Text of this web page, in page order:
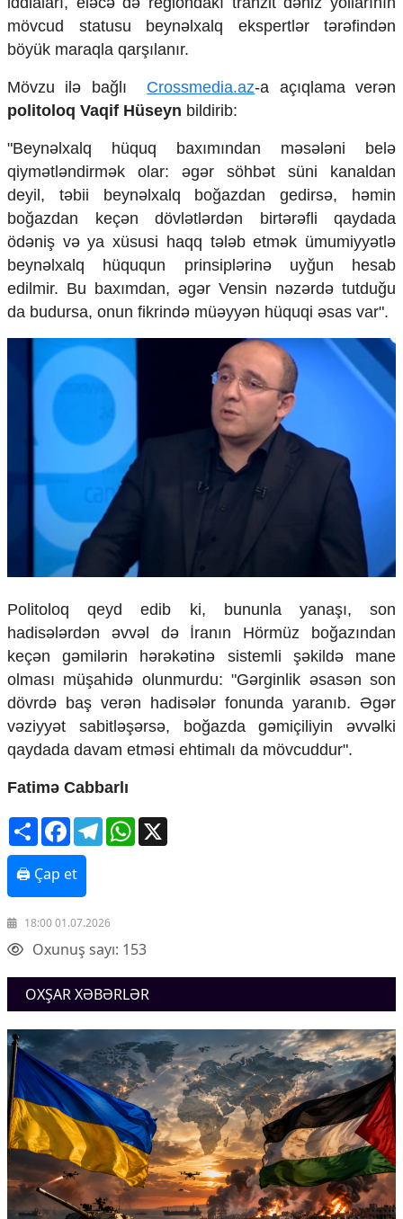
Mədəniyyətimizin Zəfəri
Zəfər Diasporu
Ailə və uşaq
Turizm
İqtisadi xəbərlər
Energetika
Neft-qaz
Əmək və sosial siyasət
Kənd təsərrüfatı
Hərbi sənaye
Telekommunikasiya və nəqliyyat
COP29
Cəmiyyət
Crossmedia.az - 1 yaş
Siyasət
Ekologiya
Zəfər - 5
Gənclər və İdman
Media və QHT
Hadisə
Sağlamlıq
Sosium
Mənəvi dəyərlər
Mətbuat-150
Əlaqə
Missiyamız
mövcud statusu beynəlxalq ekspertlər tərəfindən
böyük maraqla qarşılanır.
Mövzu ilə bağlı Crossmedia.az-a açıqlama verən
politoloq Vaqif Hüseyn bildirib:
"Beynəlxalq hüquq baxımından məsələni belə
qiymətləndirmək olar: əgər söhbət süni kanaldan
deyil, təbii beynəlxalq boğazdan gedirsə, həmin
boğazdan keçən dövlətlərdən birtərəfli qaydada
ödəniş və ya xüsusi haqq tələb etmək ümumiyyətlə
beynəlxalq hüququn prinsiplərinə uyğun hesab
edilmir. Bu baxımdan, əgər Vensin nəzərdə tutduğu
da budursa, onun fikrində müəyyən hüquqi əsas var".
Politoloq qeyd edib ki, bununla yanaşı, son
hadisələrdən əvvəl də İranın Hörmüz boğazından
keçən gəmilərin hərəkətinə sistemli şəkildə mane
olması müşahidə olunmurdu: "Gərginlik əsasən son
dövrdə baş verən hadisələr fonunda yaranıb. Əgər
vəziyyət sabitləşərsə, boğazda gəmiçiliyin əvvəlki
qaydada davam etməsi ehtimalı da mövcuddur".
Fatimə Cabbarlı
ShareFacebookTelegramWhatsApp
🖨 Çap et
18:00 01.07.2026
Oxunuş sayı: 153
OXŞAR XƏBƏRLƏR